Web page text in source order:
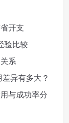
开支
验比较
系
异有多大？
与成功率分